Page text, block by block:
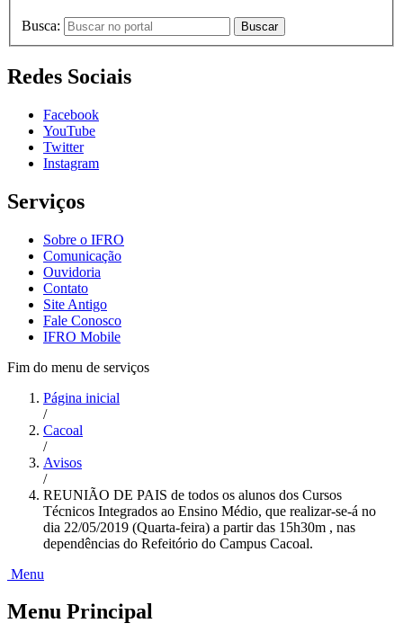
Busca: Buscar
Redes Sociais
Facebook
YouTube
Twitter
Instagram
Serviços
Sobre o IFRO
Comunicação
Ouvidoria
Contato
Site Antigo
Fale Conosco
IFRO Mobile
Fim do menu de serviços
Página inicial
/
Cacoal
/
Avisos
/
REUNIÃO DE PAIS de todos os alunos dos Cursos
Técnicos Integrados ao Ensino Médio, que realizar-se-á no
dia 22/05/2019 (Quarta-feira) a partir das 15h30m , nas
dependências do Refeitório do Campus Cacoal.
Menu
Menu Principal